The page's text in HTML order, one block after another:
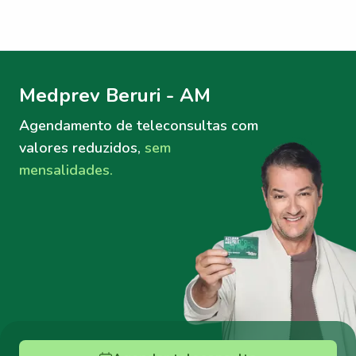
Medprev Beruri - AM
Agendamento de teleconsultas com
valores reduzidos, sem
mensalidades.